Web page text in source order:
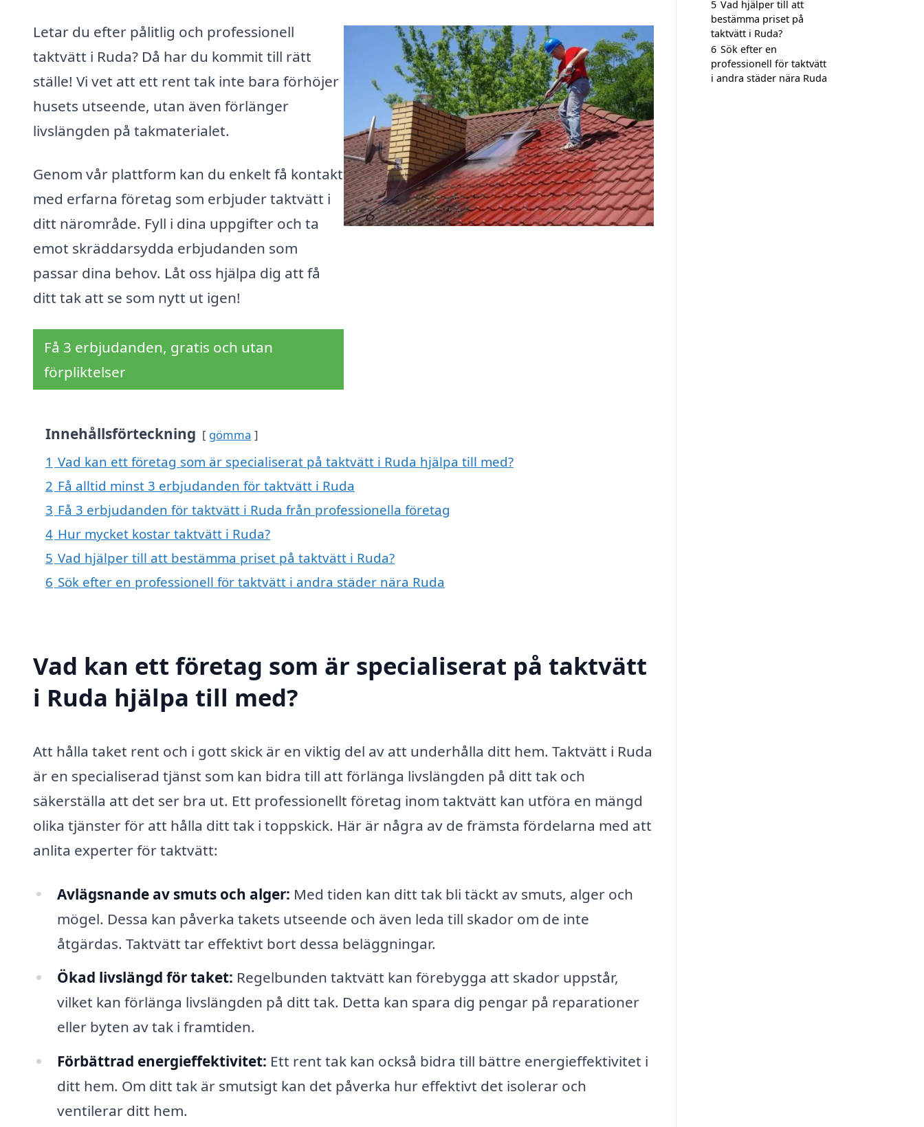
Letar du efter pålitlig och professionell
taktvätt i Ruda? Då har du kommit till rätt
ställe! Vi vet att ett rent tak inte bara förhöjer
husets utseende, utan även förlänger
livslängden på takmaterialet.
Genom vår plattform kan du enkelt få kontakt
med erfarna företag som erbjuder taktvätt i
ditt närområde. Fyll i dina uppgifter och ta
emot skräddarsydda erbjudanden som
passar dina behov. Låt oss hjälpa dig att få
ditt tak att se som nytt ut igen!
Få 3 erbjudanden, gratis och utan
förpliktelser
Innehållsförteckning gömma
1 Vad kan ett företag som är specialiserat på taktvätt i Ruda hjälpa till med?
2 Få alltid minst 3 erbjudanden för taktvätt i Ruda
3 Få 3 erbjudanden för taktvätt i Ruda från professionella företag
4 Hur mycket kostar taktvätt i Ruda?
5 Vad hjälper till att bestämma priset på taktvätt i Ruda?
6 Sök efter en professionell för taktvätt i andra städer nära Ruda
Vad kan ett företag som är specialiserat på taktvätt
i Ruda hjälpa till med?
Att hålla taket rent och i gott skick är en viktig del av att underhålla ditt hem. Taktvätt i Ruda
är en specialiserad tjänst som kan bidra till att förlänga livslängden på ditt tak och
säkerställa att det ser bra ut. Ett professionellt företag inom taktvätt kan utföra en mängd
olika tjänster för att hålla ditt tak i toppskick. Här är några av de främsta fördelarna med att
anlita experter för taktvätt:
Avlägsnande av smuts och alger: Med tiden kan ditt tak bli täckt av smuts, alger och
mögel. Dessa kan påverka takets utseende och även leda till skador om de inte
åtgärdas. Taktvätt tar effektivt bort dessa beläggningar.
Ökad livslängd för taket: Regelbunden taktvätt kan förebygga att skador uppstår,
vilket kan förlänga livslängden på ditt tak. Detta kan spara dig pengar på reparationer
eller byten av tak i framtiden.
Förbättrad energieffektivitet: Ett rent tak kan också bidra till bättre energieffektivitet i
ditt hem. Om ditt tak är smutsigt kan det påverka hur effektivt det isolerar och
ventilerar ditt hem.
5 Vad hjälper till att
bestämma priset på
taktvätt i Ruda?
6 Sök efter en
professionell för taktvätt
i andra städer nära Ruda